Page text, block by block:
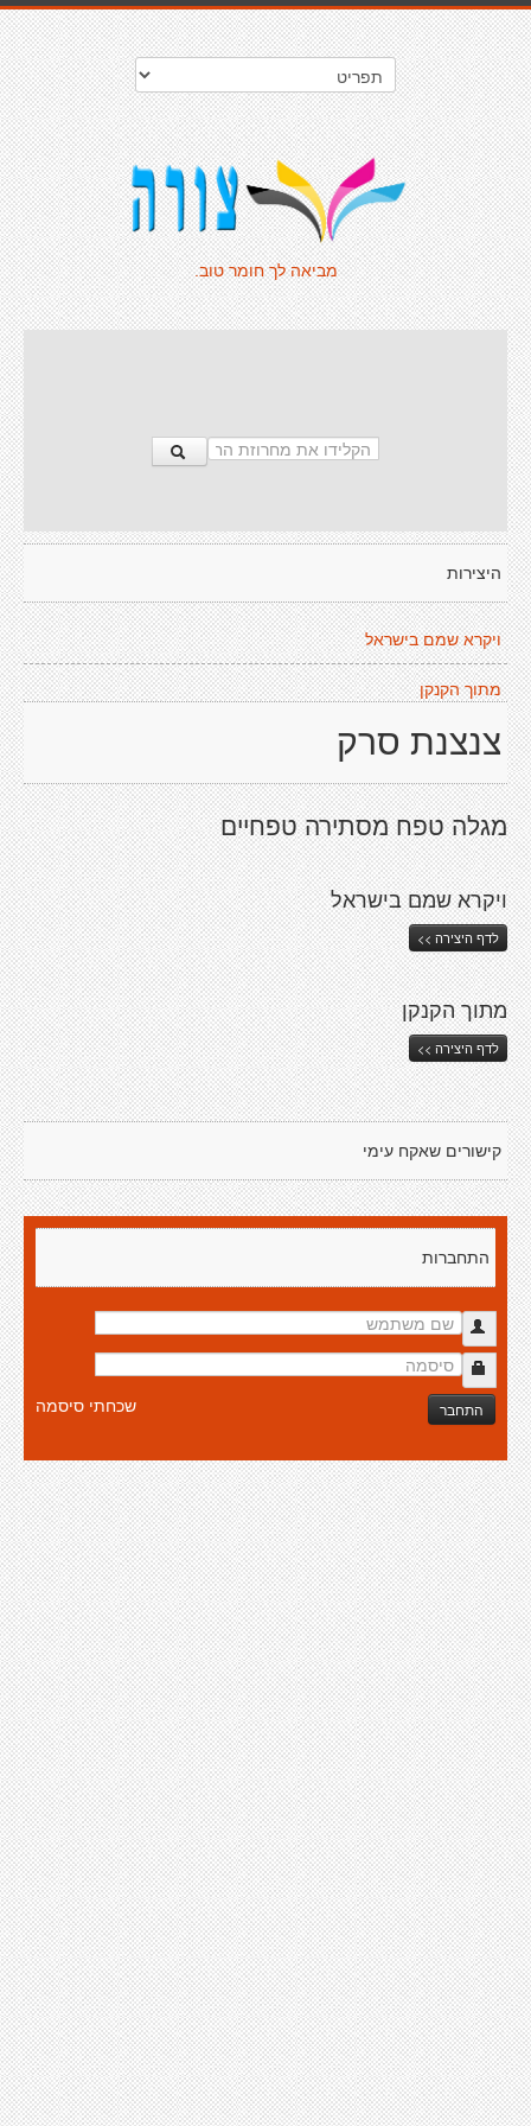
מביאה לך חומר טוב.
היצירות
ויקרא שמם בישראל
מתוך הקנקן
צנצנת סרק
מגלה טפח מסתירה טפחיים
ויקרא שמם בישראל
לדף היצירה >>
מתוך הקנקן
לדף היצירה >>
קישורים שאקח עימי
התחברות
התחבר שכחתי סיסמה